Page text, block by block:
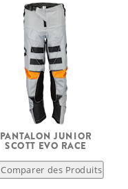
PANTALON JUNIOR
SCOTT EVO RACE
Comparer des Produits